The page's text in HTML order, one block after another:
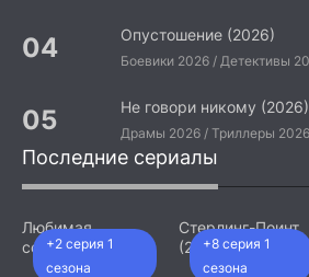
Опустошение (2026)
Не говори никому (2026)
Последние сериалы
+2 серия 1
сезона
Любимая
сотрудница
(2026)
+8 серия 1
сезона
Стерлинг-Поинт
(2026)